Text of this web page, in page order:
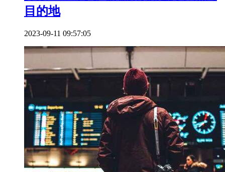
目的地
2023-09-11 09:57:05